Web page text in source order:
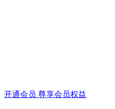
开通会员 尊享会员权益